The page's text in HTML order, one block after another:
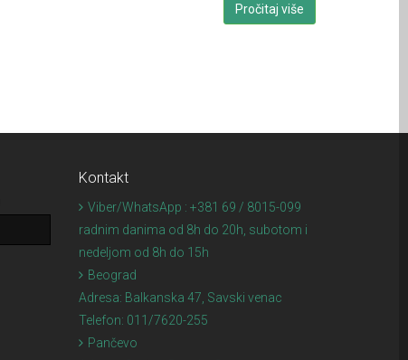
Pročitaj više
Kontakt
Viber/WhatsApp : +381 69 / 8015-099
radnim danima od 8h do 20h, subotom i
nedeljom od 8h do 15h
Beograd
Adresa: Balkanska 47, Savski venac
Telefon: 011/7620-255
Pančevo